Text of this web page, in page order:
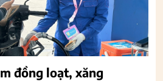
đồng loạt, xăng